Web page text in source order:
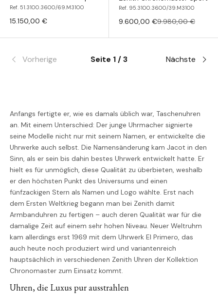
Ref. 51.3100.3600/69.M3100
15.150,00 €
Ref. 95.3100.3600/39.M3100
9.600,00 €9.980,00 €
Vorherige Seite 1 / 3 Nächste
Anfangs fertigte er, wie es damals üblich war, Taschenuhren
an. Mit einem Unterschied: Der junge Uhrmacher signierte
seine Modelle nicht nur mit seinem Namen, er entwickelte die
Uhrwerke auch selbst. Die Namensänderung kam Jacot in den
Sinn, als er sein bis dahin bestes Uhrwerk entwickelt hatte. Er
hielt es für unmöglich, diese Qualität zu überbieten, weshalb
er den höchsten Punkt des Universums und einen
fünfzackigen Stern als Namen und Logo wählte. Erst nach
dem Ersten Weltkrieg begann man bei Zenith damit
Armbanduhren zu fertigen – auch deren Qualität war für die
damalige Zeit auf einem sehr hohen Niveau. Neuer Weltruhm
kam allerdings erst 1969 mit dem Uhrwerk El Primero, das
auch heute noch produziert wird und variantenreich
hauptsächlich in verschiedenen Zenith Uhren der Kollektion
Chronomaster zum Einsatz kommt.
Uhren, die Luxus pur ausstrahlen